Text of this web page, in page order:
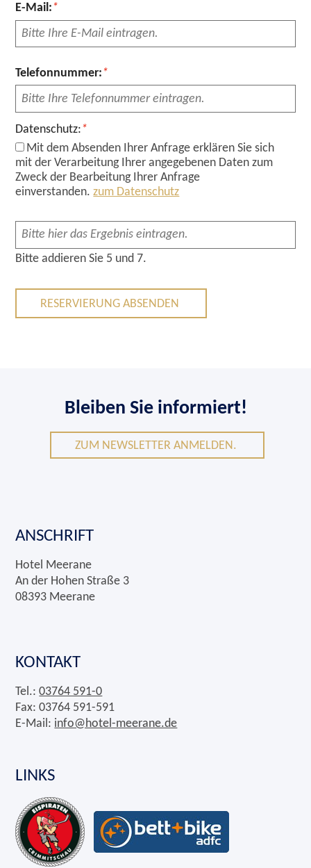
Pflichtfeld
E-Mail:*
Pflichtfeld
Telefonnummer:*
Pflichtfeld
Datenschutz:*
Mit dem Absenden Ihrer Anfrage erklären Sie sich
mit der Verarbeitung Ihrer angegebenen Daten zum
Zweck der Bearbeitung Ihrer Anfrage
einverstanden.zum Datenschutz
Bitte addieren Sie 5 und 7.
RESERVIERUNG ABSENDEN
Bleiben Sie informiert!
ZUM NEWSLETTER ANMELDEN.
ANSCHRIFT
Hotel Meerane
An der Hohen Straße 3
08393 Meerane
KONTAKT
Tel.:03764 591-0
Fax: 03764 591-591
E-Mail: info@hotel-meerane.de
LINKS